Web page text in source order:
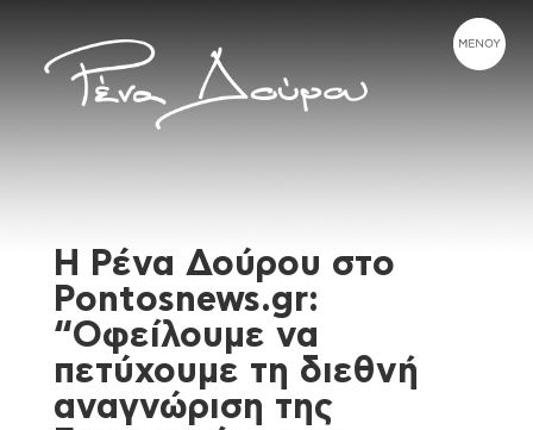
Η Ρένα Δούρου στο
Pontosnews.gr:
“Οφείλουμε να
πετύχουμε τη διεθνή
αναγνώριση της